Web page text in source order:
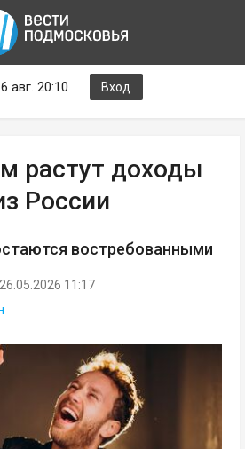
авг. 20:10 Вход
растут доходы
России
востребованными
26.05.2026 11:17